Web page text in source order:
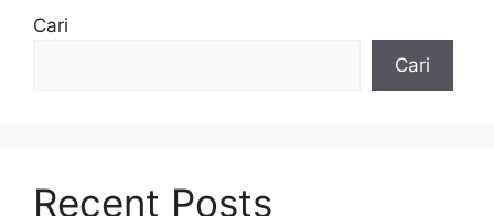
Cari
Cari
Recent Posts